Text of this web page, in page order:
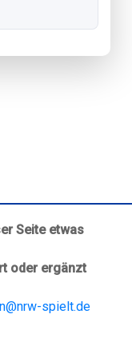
Seite etwas
oder ergänzt
spielt.de